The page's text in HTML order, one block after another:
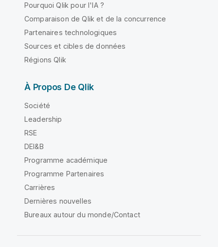
Pourquoi Qlik pour l'IA ?
Comparaison de Qlik et de la concurrence
Partenaires technologiques
Sources et cibles de données
Régions Qlik
À Propos De Qlik
Société
Leadership
RSE
DEI&B
Programme académique
Programme Partenaires
Carrières
Dernières nouvelles
Bureaux autour du monde/Contact